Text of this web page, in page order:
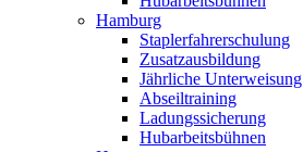
Hamburg
Staplerfahrerschulung
Zusatzausbildung
Jährliche Unterweisung
Abseiltraining
Ladungssicherung
Hubarbeitsbühnen